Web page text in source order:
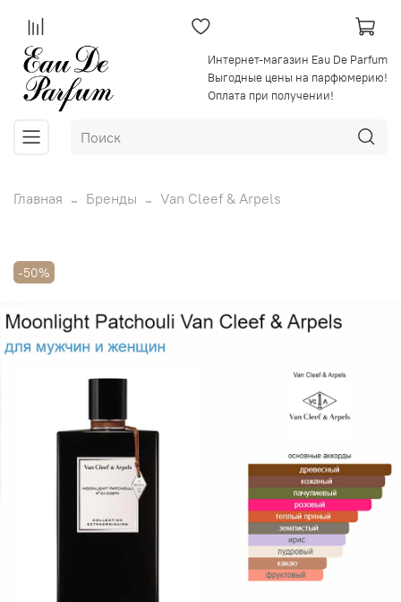
Интернет-магазин Eau De Parfum
Выгодные цены на парфюмерию!
Оплата при получении!
Главная Бренды Van Cleef & Arpels
-50%